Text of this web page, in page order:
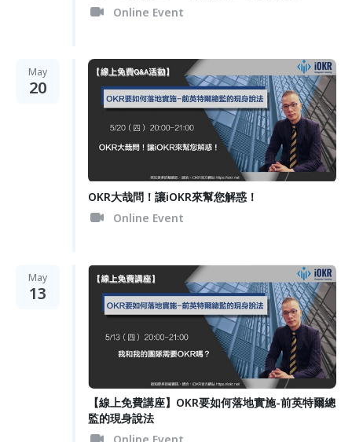
Online Event
May
20
OKR大哉問！讓iOKR來幫您解惑！
Online Event
May
13
【線上免費講座】OKR要如何落地實施-前英特爾總
監的現身說法